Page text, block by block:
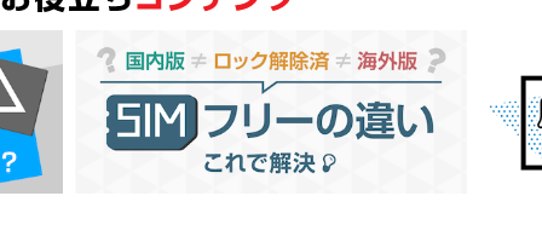
ドライブの絞り込み
ランク
商品状態の絞り込み
「新品」「未使用」「中古」など
CPU